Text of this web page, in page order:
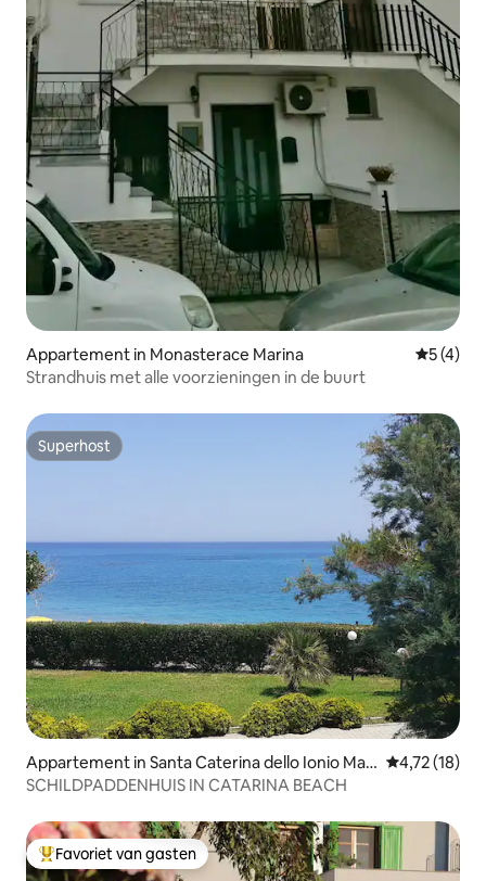
Appartement in Monasterace Marina
5 (4)
Strandhuis met alle voorzieningen in de buurt
Superhost
Superhost
Appartement in Santa Caterina dello Ionio Mari
na
Gemiddelde
4,72 (18)
SCHILDPADDENHUIS IN CATARINA BEACH
Topfavoriet van gasten
Favoriet van gasten